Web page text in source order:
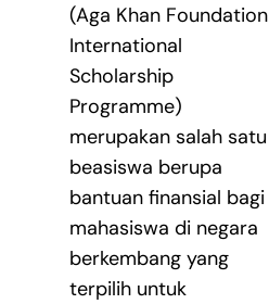
(Aga Khan Foundation
International
Scholarship
Programme)
merupakan salah satu
beasiswa berupa
bantuan finansial bagi
mahasiswa di negara
berkembang yang
terpilih untuk